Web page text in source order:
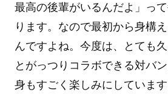
最高の後輩がいるんだよ」っ
ります。なので最初から身構
んですよね。今度は、とても
とがっつりコラボできる対バ
身もすごく楽しみにしています